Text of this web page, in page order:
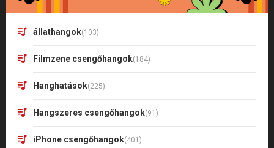
állathangok(103)
Filmzene csengőhangok(184)
Hanghatások(225)
Hangszeres csengőhangok(91)
iPhone csengőhangok(401)